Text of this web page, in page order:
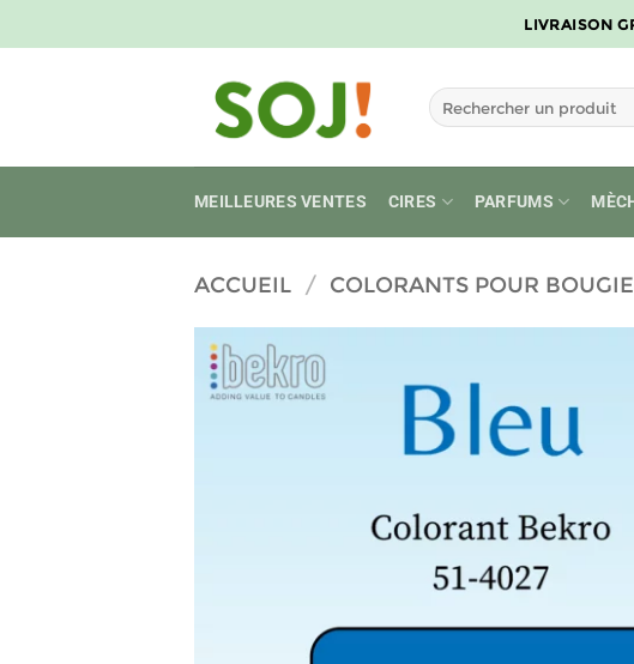
au
LIVRAISON
Recherche
pour :
MEILLEURES VENTES CIRES PARFUMS
ACCUEIL / COLORANTS POUR